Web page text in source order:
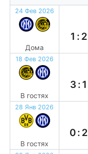
24 Фев 2026
Дома
1:2
18 Фев 2026
В гостях
3:1
28 Янв 2026
В гостях
0:2